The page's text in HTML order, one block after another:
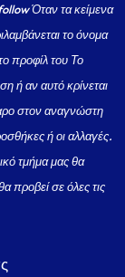
Όταν τα κείμενα
το όνομα
προφίλ του Το
ή αν αυτό κρίνεται
στον αναγνώστη
ή οι αλλαγές.
τμήμα μας θα
προβεί σε όλες τις